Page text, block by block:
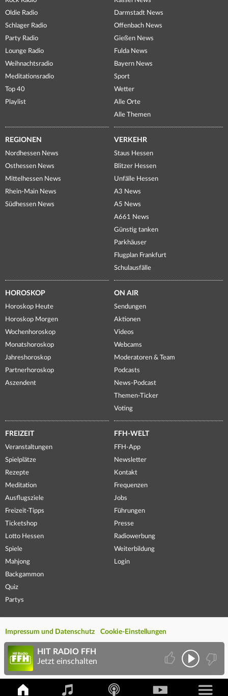
Oldie Radio
Schlager Radio
Party Radio
Lounge Radio
Weihnachtsradio
Meditationsradio
Top 40
Playlist
Darmstadt News
Offenbach News
Gießen News
Fulda News
Bayern News
Sport
Wetter
Alle Orte
Alle Themen
REGIONEN
Nordhessen News
Osthessen News
Mittelhessen News
Rhein-Main News
Südhessen News
VERKEHR
Staus Hessen
Blitzer Hessen
Unfälle Hessen
A3 News
A5 News
A661 News
Günstig tanken
Parkhäuser
Flugplan Frankfurt
Schulausfälle
HOROSKOP
Horoskop Heute
Horoskop Morgen
Wochenhoroskop
Monatshoroskop
Jahreshoroskop
Partnerhoroskop
Aszendent
ON AIR
Sendungen
Aktionen
Videos
Webcams
Moderatoren & Team
Podcasts
News-Podcast
Themen-Ticker
Voting
FREIZEIT
Veranstaltungen
Spielplätze
Rezepte
Meditation
Ausflugsziele
Freizeit-Tipps
Ticketshop
Lotto Hessen
Spiele
Mahjong
Backgammon
Quiz
Partys
FFH-WELT
FFH-App
Newsletter
Kontakt
Frequenzen
Jobs
Führungen
Presse
Radiowerbung
Weiterbildung
Login
Impressum und Datenschutz Cookie-Einstellungen
HIT RADIO FFH
Jetzt einschalten